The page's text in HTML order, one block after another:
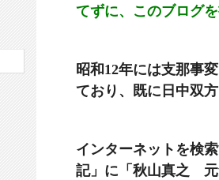
てずに、このブログを
昭和12年には支那事
ており、 既に日中双
インターネットを検
記」に「秋山真之 元